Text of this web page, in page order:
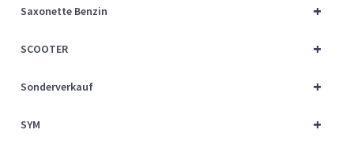
+
Saxonette Benzin
+
SCOOTER
+
Sonderverkauf
+
SYM